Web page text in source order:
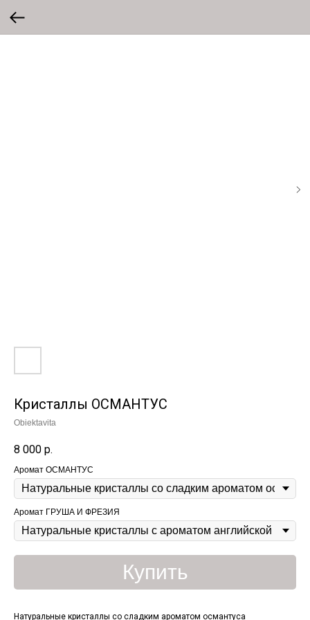
Кристаллы ОСМАНТУС
Obiektavita
8 000 р.
Аромат ОСМАНТУС
Аромат ГРУША И ФРЕЗИЯ
Купить
Натуральные кристаллы со сладким ароматом османтуса